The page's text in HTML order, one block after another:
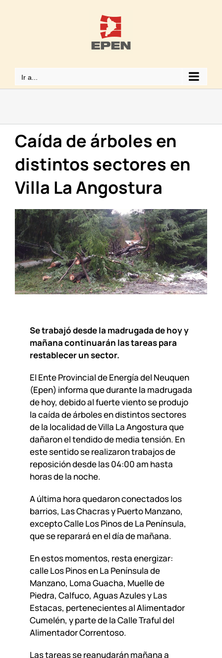
Ir a...
Caída de árboles en
distintos sectores en
Villa La Angostura
Se trabajó desde la madrugada de hoy y
mañana continuarán las tareas para
restablecer un sector.
El Ente Provincial de Energía del Neuquen
(Epen) informa que durante la madrugada
de hoy, debido al fuerte viento se produjo
la caída de árboles en distintos sectores
de la localidad de Villa La Angostura que
dañaron el tendido de media tensión. En
este sentido se realizaron trabajos de
reposición desde las 04:00 am hasta
horas de la noche.
A última hora quedaron conectados los
barrios, Las Chacras y Puerto Manzano,
excepto Calle Los Pinos de La Península,
que se reparará en el día de mañana.
En estos momentos, resta energizar:
calle Los Pinos en La Península de
Manzano, Loma Guacha, Muelle de
Piedra, Calfuco, Aguas Azules y Las
Estacas, pertenecientes al Alimentador
Cumelén, y parte de la Calle Traful del
Alimentador Correntoso.
Las tareas se reanudarán mañana a